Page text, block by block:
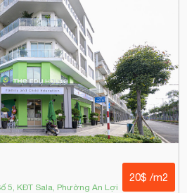
5, KĐT Sala, Phường An Lợi
20$ /m2